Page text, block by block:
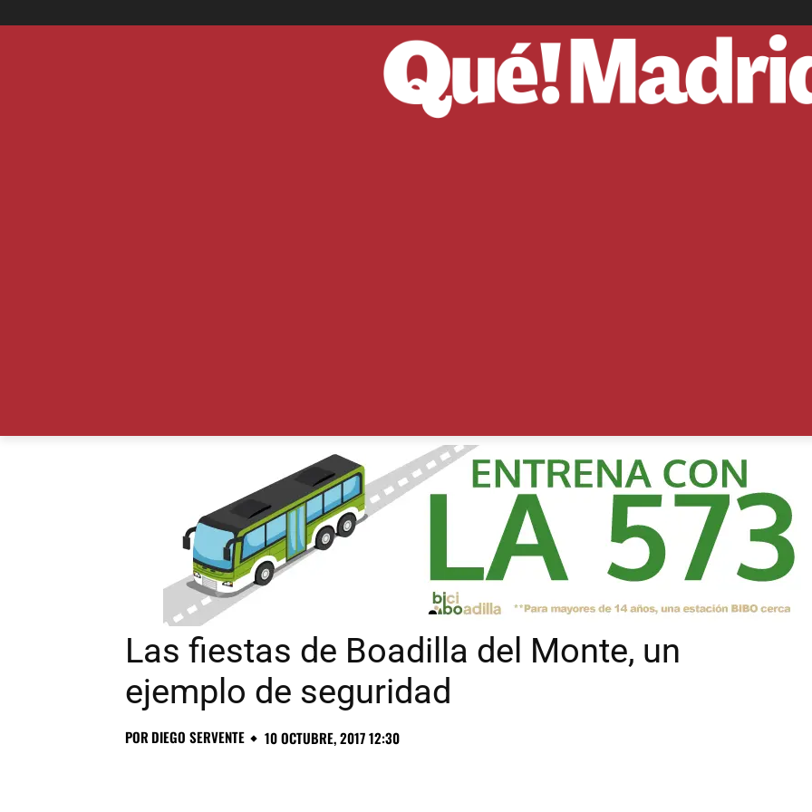
Las fiestas de Boadilla del Monte, un
ejemplo de seguridad
PORDIEGO SERVENTE 10 OCTUBRE, 2017 12:30